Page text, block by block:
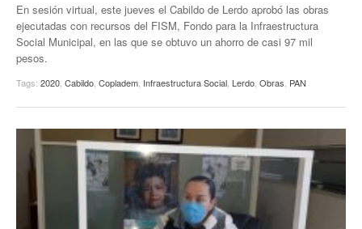
En sesión virtual, este jueves el Cabildo de Lerdo aprobó las obras
ejecutadas con recursos del FISM, Fondo para la Infraestructura
Social Municipal, en las que se obtuvo un ahorro de casi 97 mil
pesos.
Tags: 2020, Cabildo, Copladem, Infraestructura Social, Lerdo, Obras, PAN